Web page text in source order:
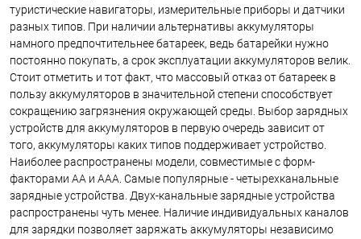
туристические навигаторы, измерительные приборы и датчики
разных типов. При наличии альтернативы аккумуляторы
намного предпочтительнее батареек, ведь батарейки нужно
постоянно покупать, а срок эксплуатации аккумуляторов велик.
Стоит отметить и тот факт, что массовый отказ от батареек в
пользу аккумуляторов в значительной степени способствует
сокращению загрязнения окружающей среды. Выбор зарядных
устройств для аккумуляторов в первую очередь зависит от
того, аккумуляторы каких типов поддерживает устройство.
Наиболее распространены модели, совместимые с форм-
факторами AA и AAA. Самые популярные - четырехканальные
зарядные устройства. Двух-канальные зарядные устройства
распространены чуть менее. Наличие индивидуальных каналов
для зарядки позволяет заряжать аккумуляторы независимо